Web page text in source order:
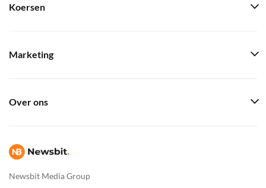
Newsbit Media Group
Koersen
Marketing
Over ons